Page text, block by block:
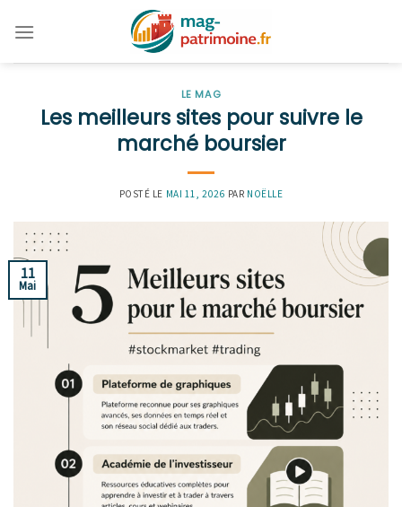
LE MAG
Les meilleurs sites pour suivre le
marché boursier
POSTÉ LE MAI 11, 2026 PAR NOËLLE
11
Mai